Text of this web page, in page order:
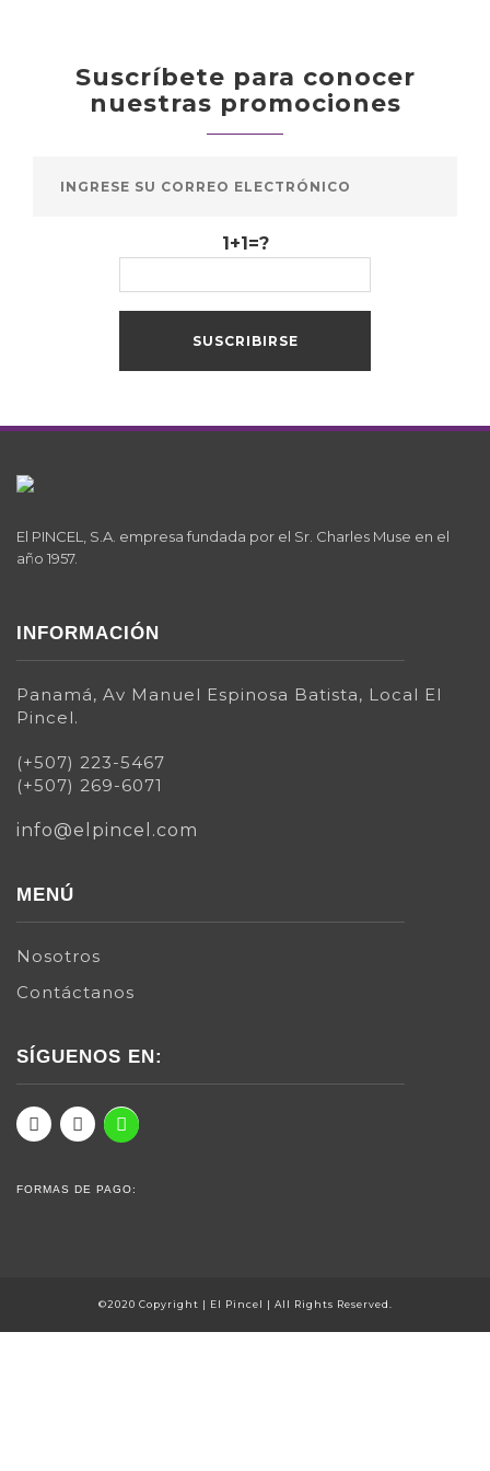
Suscríbete para conocer
nuestras promociones
1+1=?
El PINCEL, S.A. empresa fundada por el Sr. Charles Muse en el
año 1957.
INFORMACIÓN
Panamá, Av Manuel Espinosa Batista, Local El
Pincel.
(+507) 223-5467
(+507) 269-6071
info@elpincel.com
MENÚ
Nosotros
Contáctanos
SÍGUENOS EN:
FORMAS DE PAGO:
©2020 Copyright | El Pincel | All Rights Reserved.